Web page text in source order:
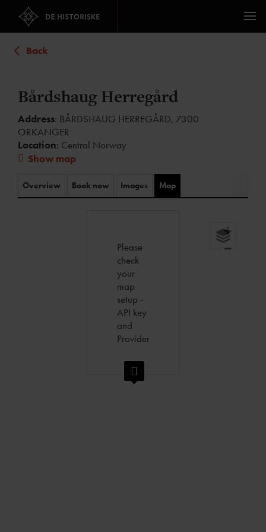
Back
Bårdshaug Herregård
Address: BÅRDSHAUG HERREGÅRD, 7300
ORKANGER
Location: Central Norway
Show map
Overview Book now Images Map
Please
check
your
map
setup -
API key
and
Provider
+
−